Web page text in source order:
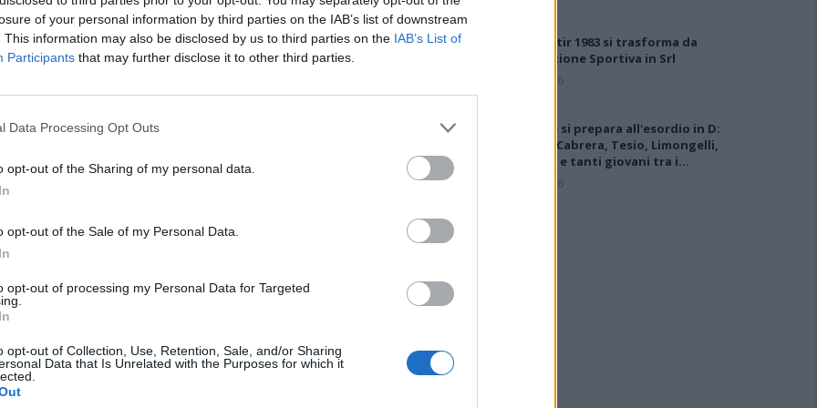
of your personal information by third parties on the IAB’s list of downstream
This information may also be disclosed by us to third parties on the IAB’s List of
Participants that may further disclose it to other third parties.
Data Processing Opt Outs
opt-out of the Sharing of my personal data.
opt-out of the Sale of my Personal Data.
opt-out of processing my Personal Data for Targeted
opt-out of Collection, Use, Retention, Sale, and/or Sharing
Data that Is Unrelated with the Purposes for which it
18 16 2 0 62 15 8 1 0 34 7 8 1 0 28 8
12 4 3 49 19 6 3 1 25 10 6 1 2 24
10 5 4 38 26 5 3 1 19 11 5 2 3 19 15
19
8 6 5 39 35 6 1 2 25 16
7 6 6 37 33 3 3 4 19 21 4 3 2
7 22
Il Monastir 1983 si trasforma da
Associazione Sportiva in Srl
7 Ago 2026
L'Ossese si prepara all'esordio in D:
Forzati, Cabrera, Tesio, Limongelli,
Bolzicco e tanti giovani tra i…
7 Ago 2026